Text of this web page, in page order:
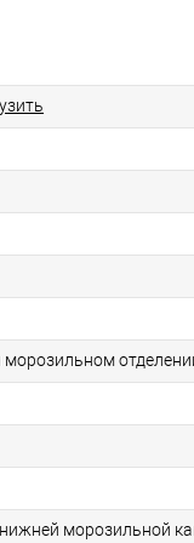
морозильной